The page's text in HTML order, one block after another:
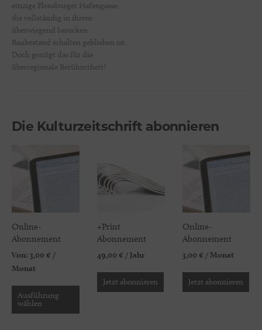
einzige Flensburger Hafengasse,
die vollständig in ihrem
überwiegend barocken
Baubestand erhalten geblieben ist.
Doch genügt das für die
überregionale Berühmtheit?
Die Kulturzeitschrift abonnieren
Online-
Abonnement
Von: 3,00 € /
Monat
Ausführung
wählen
+Print
Abonnement
49,00 € / Jahr
Jetzt abonnieren
Online-
Abonnement
3,00 € / Monat
Jetzt abonnieren